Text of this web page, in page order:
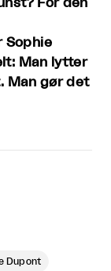
Sophie
Man lytter
Man gør det
Dupont